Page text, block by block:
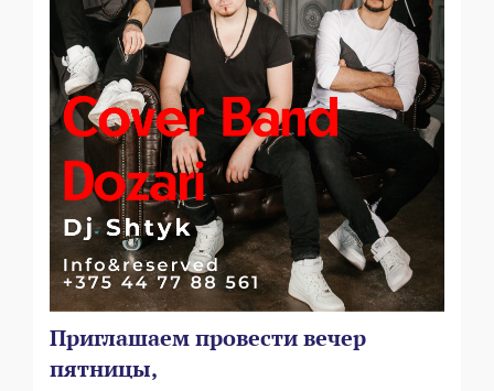
Приглашаем провести вечер
пятницы,